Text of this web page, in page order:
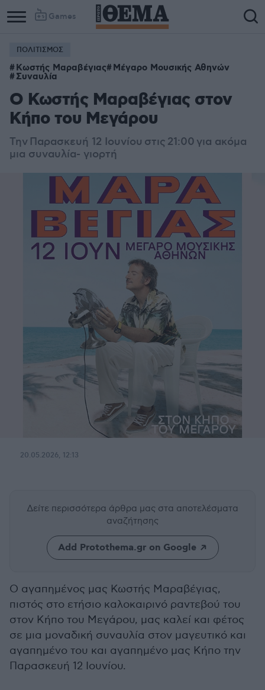
Games
Column
1
Column
2
ΠΟΛΙΤΙΣΜΟΣ
Κωστής Μαραβέγιας Μέγαρο Μουσικής Αθηνών
Συναυλία
Ο Κωστής Μαραβέγιας στον
Κήπο του Μεγάρου
Την Παρασκευή 12 Ιουνίου στις 21:00 για ακόμα
μια συναυλία- γιορτή
20.05.2026, 12:13
Δείτε περισσότερα άρθρα μας στα αποτελέσματα
αναζήτησης
Add Protothema.gr on Google
Ο αγαπημένος μας Κωστής Μαραβέγιας,
πιστός στο ετήσιο καλοκαιρινό ραντεβού του
στον Κήπο του Μεγάρου, μας καλεί και φέτος
σε μια μοναδική συναυλία στον μαγευτικό και
αγαπημένο του και αγαπημένο μας Κήπο την
Παρασκευή 12 Ιουνίου.